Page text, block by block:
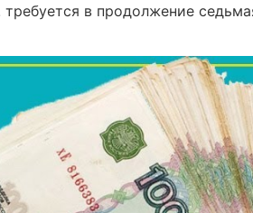
в продолжение